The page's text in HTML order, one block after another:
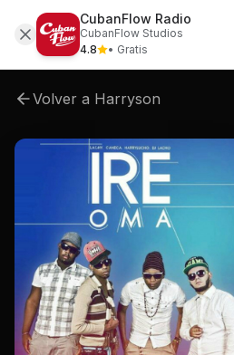
Artistas Harryson
Volver a Harryson
CubanFlow Radio
CubanFlow Studios
4.8
• Gratis